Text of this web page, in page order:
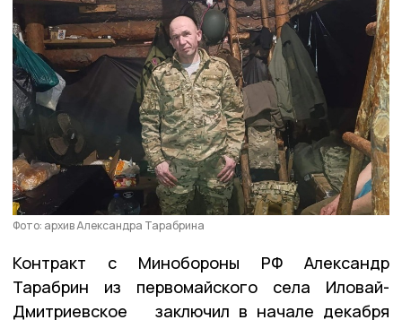
Фото: архив Александра Тарабрина
Контракт с Минобороны РФ Александр
Тарабрин из первомайского села Иловай-
Дмитриевское заключил в начале декабря